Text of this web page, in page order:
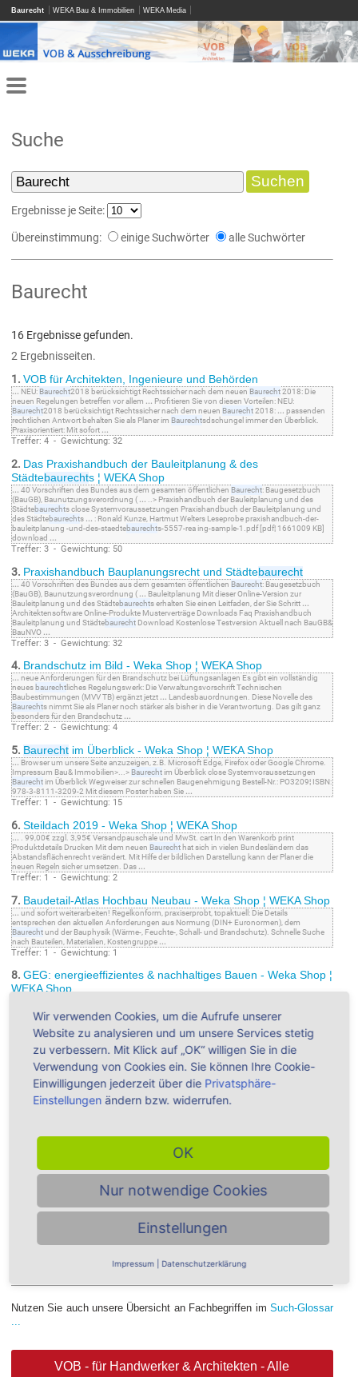
Baurecht WEKA Bau & Immobilien WEKA Media
Suche
Ergebnisse je Seite:
Übereinstimmung: einige Suchwörter alle Suchwörter
Baurecht
16 Ergebnisse gefunden.
2 Ergebnisseiten.
1. VOB für Architekten, Ingenieure und Behörden
... NEU: Baurecht2018 berücksichtigt Rechtssicher nach dem neuen Baurecht2018: Die
neuen Regelungen betreffen vor allem ... Profitieren Sie von diesen Vorteilen: NEU:
Baurecht2018 berücksichtigt Rechtssicher nach dem neuen Baurecht2018: ... passenden
rechtlichen Antwort behalten Sie als Planer im Baurechtsdschungel immer den Überblick.
Praxisorientiert: Mit sofort ...
Treffer: 4 - Gewichtung: 32
2. Das Praxishandbuch der Bauleitplanung & des
Städtebaurechts ¦ WEKA Shop
... 40 Vorschriften des Bundes aus dem gesamten öffentlichen Baurecht: Baugesetzbuch
(BauGB), Baunutzungsverordnung ( ... ..> Praxishandbuch der Bauleitplanung und des
Städtebaurechts close Systemvoraussetzungen Praxishandbuch der Bauleitplanung und
des Städtebaurechts ... : Ronald Kunze, Hartmut Welters Leseprobe praxishandbuch-der-
bauleitplanung -und-des-staedtebaurechts-5557-rea ing-sample-1.pdf [pdf¦ 1661009 KB]
download ...
Treffer: 3 - Gewichtung: 50
3. Praxishandbuch Bauplanungsrecht und Städtebaurecht
... 40 Vorschriften des Bundes aus dem gesamten öffentlichen Baurecht: Baugesetzbuch
(BauGB), Baunutzungsverordnung ( ... Bauleitplanung Mit dieser Online-Version zur
Bauleitplanung und des Städtebaurechts erhalten Sie einen Leitfaden, der Sie Schritt ...
Architektensoftware Online-Produkte Musterverträge Downloads Faq Praxishandbuch
Bauleitplanung und StädtebaurechtDownload Kostenlose Testversion Aktuell nach BauGB&
BauNVO ...
Treffer: 3 - Gewichtung: 32
4. Brandschutz im Bild - Weka Shop ¦ WEKA Shop
... neue Anforderungen für den Brandschutz bei Lüftungsanlagen Es gibt ein vollständig
neues baurechtliches Regelungswerk: Die Verwaltungsvorschrift Technischen
Baubestimmungen (MVV TB) ergänzt jetzt ... Landesbauordnungen. Diese Novelle des
Baurechts nimmt Sie als Planer noch stärker als bisher in die Verantwortung. Das gilt ganz
besonders für den Brandschutz ...
Treffer: 2 - Gewichtung: 4
5. Baurechtim Überblick - Weka Shop ¦ WEKA Shop
... Browser um unsere Seite anzuzeigen, z.B. Microsoft Edge, Firefox oder Google Chrome.
Impressum Bau& Immobilien>...> Baurechtim Überblick close Systemvoraussetzungen
Baurechtim Überblick Wegweiser zur schnellen Baugenehmigung Bestell-Nr.: PO3209¦ ISBN:
978-3-8111-3209-2 Mit diesem Poster haben Sie ...
Treffer: 1 - Gewichtung: 15
6. Steildach 2019 - Weka Shop ¦ WEKA Shop
... . 99,00€ zzgl. 3,95€ Versandpauschale und MwSt. cart In den Warenkorb print
Produktdetails Drucken Mit dem neuen Baurechthat sich in vielen Bundesländern das
Abstandsflächenrecht verändert. Mit Hilfe der bildlichen Darstellung kann der Planer die
neuen Regeln sicher umsetzen. Das ...
Treffer: 1 - Gewichtung: 2
7. Baudetail-Atlas Hochbau Neubau - Weka Shop ¦ WEKA Shop
... und sofort weiterarbeiten! Regelkonform, praxiserprobt, topaktuell: Die Details
entsprechen den aktuellen Anforderungen aus Normung (DIN+ Euronormen), dem
Baurechtund der Bauphysik (Wärme-, Feuchte-, Schall- und Brandschutz). Schnelle Suche
nach Bauteilen, Materialien, Kostengruppe ...
Treffer: 1 - Gewichtung: 1
8. GEG: energieeffizientes & nachhaltiges Bauen - Weka Shop ¦
WEKA Shop
Quartierslösungen und Energienetze 2/6 Nachhaltiges Bauen 2/7 GEG und
Gesundes Planen und Bauen – Vermeiden von Schadstoffen 2/9 Thermografie 2/10 GEG-
Software 3/1 Bauphysikalische Grundlagen...
Treffer: 1 - Gewichtung: 1
HOAI 2021 und Vertragsrecht - Weka Shop ¦ WEKA Shop
Bartsch Immer auf dem aktuellen Stand bleiben Behalten Sie alle Änderungen stets im
Blick – mit spannenden News zu den Themen Honorare, Verträge,Baurechtu.v.m.
Praxisnahe Kommentierung mit zahlreichen Praxis-Tipps Setzen Sie gleich die Erklärungen
und Tipps der Honorar-Experten um. Damit sichern Sie sich im Handumdrehen
BGB und VOB für Handwerker & Bauunternehmer - Weka
um große Summen. Sichern Sie sich daher ab: Die WEKA VOB mit allen Aufmaß- und
Abrechnungsregeln weist Ihnen den Weg durch dasBaurecht. Ganz gleich, ob Sie nach VOB
oder BGB arbeiten, praxisnahe Experten zeigen auf, was zu tun ist, damit Sie
Treffer: 1 - Gewichtung: 1
Ergebnisseiten: 1
Nutzen Sie auch unsere Übersicht an Fachbegriffen im Such-Glossar
...
VOB - für Handwerker & Architekten - Alle
Wir verwenden Cookies, um die Aufrufe unserer
Website zu analysieren und um unsere Services stetig
zu verbessern. Mit Klick auf „OK“ willigen Sie in die
Verwendung von Cookies ein. Sie können Ihre Cookie-
Einwilligungen jederzeit über die Privatsphäre-
Einstellungen ändern bzw. widerrufen.
OK
Nur notwendige Cookies
Einstellungen
Impressum Datenschutzerklärung